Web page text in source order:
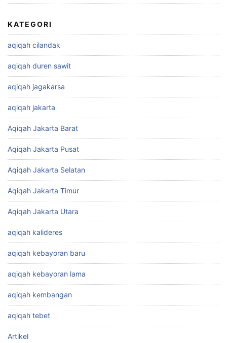
KATEGORI
aqiqah cilandak
aqiqah duren sawit
aqiqah jagakarsa
aqiqah jakarta
Aqiqah Jakarta Barat
Aqiqah Jakarta Pusat
Aqiqah Jakarta Selatan
Aqiqah Jakarta Timur
Aqiqah Jakarta Utara
aqiqah kalideres
aqiqah kebayoran baru
aqiqah kebayoran lama
aqiqah kembangan
aqiqah tebet
Artikel